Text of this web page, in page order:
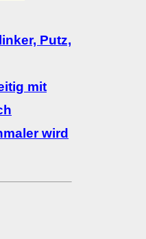
Putz,
mit
wird